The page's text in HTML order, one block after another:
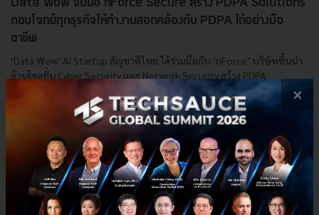
Data Wow จับมือ nForce Secure สร้าง PDPA Solutions
ตอบโจทย์ทุกธุรกิจให้ทำงานสอดคล้องกับ PDPA ได้อย่างมือ
อาชีพ
‘Data Wow’ AI Startup สัญชาติไทย ได้ร่วมมือกับ ‘nForce’ บริษัทชั้นนำ
ด้านโซลูชั่น Cyber Security และ Network Security สร้าง PDPA
ecosystem platform...
| ByTechsauce Team
Tech & Biz PDPA Data Wow nForce Secure
×